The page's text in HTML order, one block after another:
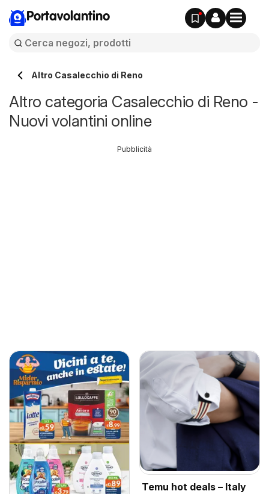
Portavolantino
Altro Casalecchio di Reno
Altro categoria Casalecchio di Reno -
Nuovi volantini online
Temu hot deals – Italy
Pubblicità